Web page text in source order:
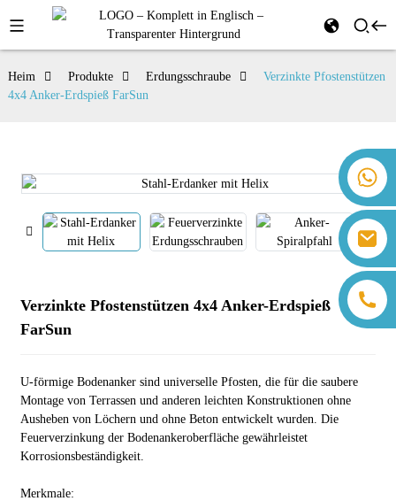
+86 18259071452 Hanna Lee
+86 13559179905 Sally Chen
+86 18350266301 Iris Hong
+86 18806057002 Sanborn Guo
Heim Produkte Erdungsschraube
Verzinkte Pfostenstützen
4x4 Anker-Erdspieß FarSun
Verzinkte Pfostenstützen 4x4 Anker-Erdspieß
FarSun
U-förmige Bodenanker sind universelle Pfosten, die für die saubere
Montage von Terrassen und anderen leichten Konstruktionen ohne
Ausheben von Löchern und ohne Beton entwickelt wurden. Die
Feuerverzinkung der Bodenankeroberfläche gewährleistet
Korrosionsbeständigkeit.
Merkmale: